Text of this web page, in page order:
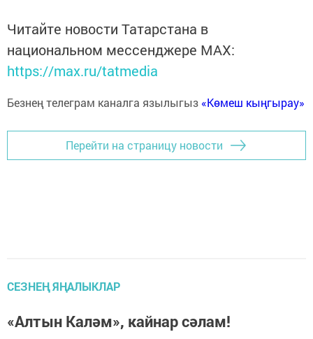
Читайте новости Татарстана в
национальном мессенджере MАХ:
https://max.ru/tatmedia
Безнең телеграм каналга язылыгыз «Көмеш кыңгырау»
Перейти на страницу новости
СЕЗНЕҢ ЯҢАЛЫКЛАР
«Алтын Каләм», кайнар сәлам!